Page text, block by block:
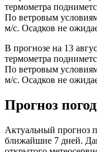
термометра
По ветровым
м/с. Осадков не
В прогнозе на 13
термометра
По ветровым
м/с. Осадков не
Прогноз
Актуальный прогноз
ближайшие 7 дней.